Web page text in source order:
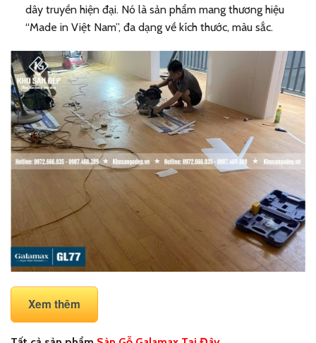
dây truyền hiện đại. Nó là sản phẩm mang thương hiệu
“Made in Việt Nam”, đa dạng về kích thước, màu sắc.
Xem thêm